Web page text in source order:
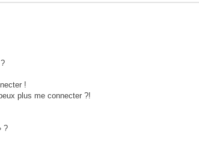
!
plus me connecter ?!
?